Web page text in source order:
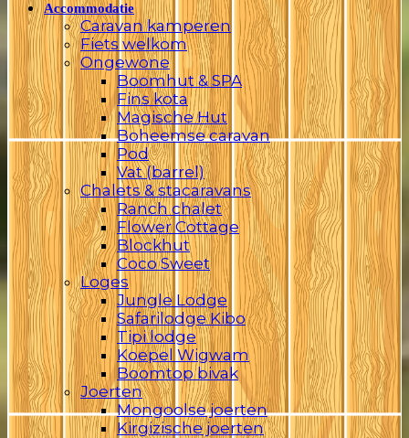
Accommodatie
Caravan kamperen
Fiets welkom
Ongewone
Boomhut & SPA
Fins kota
Magische Hut
Boheemse caravan
Pod
Vat (barrel)
Chalets & stacaravans
Ranch chalet
Flower Cottage
Blockhut
Coco Sweet
Loges
Jungle Lodge
Safarilodge Kibo
Tipi lodge
Koepel Wigwam
Boomtop bivak
Joerten
Mongoolse joerten
Kirgizische joerten